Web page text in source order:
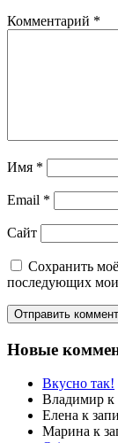
Комментарий *
Имя *
Email *
Сайт
Сохранить
последующих
Новые
Вкусно так!
Владимир к
Елена к
Марина к